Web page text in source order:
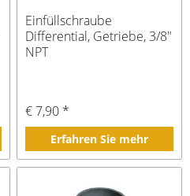
Einfüllschraube
Differential, Getriebe, 3/8"
NPT
€ 7,90 *
Erfahren Sie mehr